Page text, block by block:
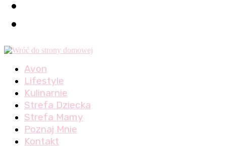
Avon
Lifestyle
Kulinarnie
Strefa Dziecka
Strefa Mamy
Poznaj Mnie
Kontakt